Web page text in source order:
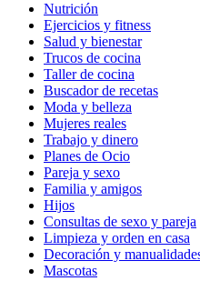
Nutrición
Ejercicios y fitness
Salud y bienestar
Trucos de cocina
Taller de cocina
Buscador de recetas
Moda y belleza
Mujeres reales
Trabajo y dinero
Planes de Ocio
Pareja y sexo
Familia y amigos
Hijos
Consultas de sexo y pareja
Limpieza y orden en casa
Decoración y
Mascotas